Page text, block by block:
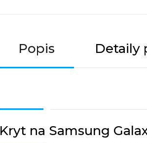
Popis Detaily
Kryt na Samsung